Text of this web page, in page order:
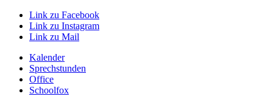
Link zu Facebook
Link zu Instagram
Link zu Mail
Kalender
Sprechstunden
Office
Schoolfox